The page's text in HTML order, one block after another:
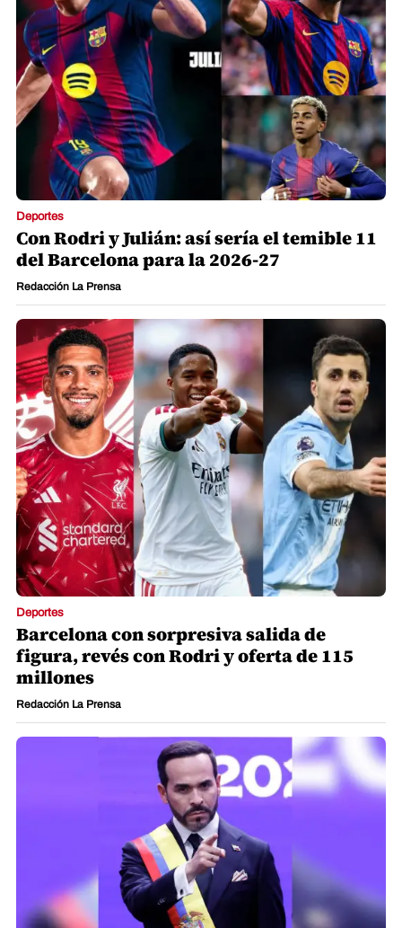
Deportes
Con Rodri y Julián: así sería el temible 11
del Barcelona para la 2026-27
Redacción La Prensa
Deportes
Barcelona con sorpresiva salida de
figura, revés con Rodri y oferta de 115
millones
Redacción La Prensa